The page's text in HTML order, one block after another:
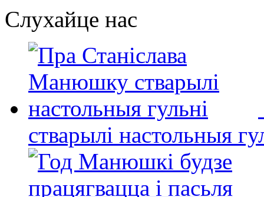
Слухайце нас
стварылі настольныя